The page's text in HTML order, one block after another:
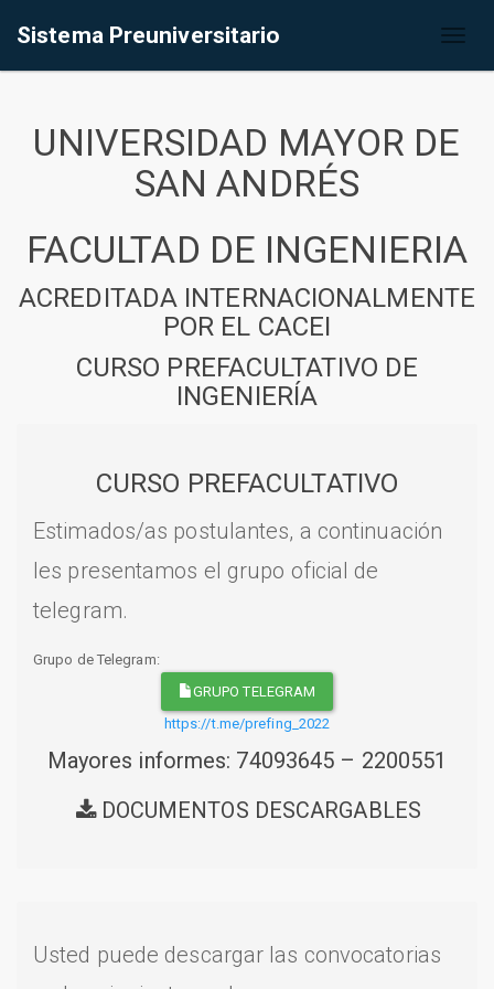
Sistema Preuniversitario
UNIVERSIDAD MAYOR DE
SAN ANDRÉS
FACULTAD DE INGENIERIA
ACREDITADA INTERNACIONALMENTE
POR EL CACEI
CURSO PREFACULTATIVO DE
INGENIERÍA
CURSO PREFACULTATIVO
Estimados/as postulantes, a continuación
les presentamos el grupo oficial de
telegram.
Grupo de Telegram:
GRUPO TELEGRAM
https://t.me/prefing_2022
Mayores informes: 74093645 – 2200551
DOCUMENTOS DESCARGABLES
Usted puede descargar las convocatorias